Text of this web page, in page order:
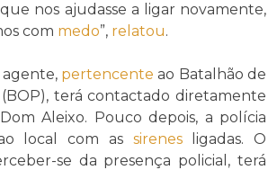
nos ajudasse a ligar novamente,
com medo”, relatou.
pertencente ao Batalhão de
terá contactado diretamente
Aleixo. Pouco depois, a polícia
local com as sirenesligadas. O
se da presença policial, terá